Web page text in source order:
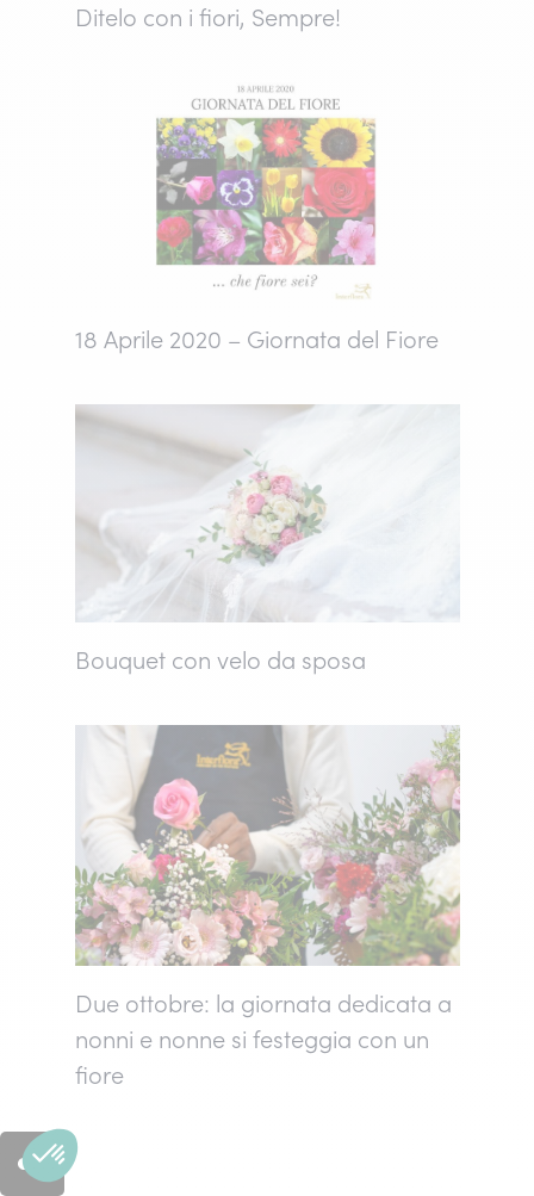
Ditelo con i fiori, Sempre!
18 Aprile 2020 – Giornata del Fiore
Bouquet con velo da sposa
Due ottobre: la giornata dedicata a
nonni e nonne si festeggia con un
fiore